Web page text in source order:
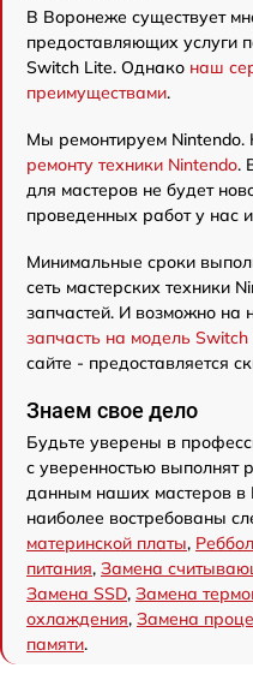
В Воронеже существует
предоставляющих услуги
Switch Lite. Однако наш
преимуществами.
Мы ремонтируем
ремонту техники Nintendo.
для мастеров не будет
проведенных работ у нас
Минимальные сроки
сеть мастерских техники
запчастей. И возможно на
запчасть на модель Switch
сайте - предоставляется
Знаем свое дело
Будьте уверены в
с уверенностью выполнят
данным наших мастеров в
наиболее востребованы
материнской платы,
питания, Замена
Замена SSD, Замена
охлаждения, Замена
памяти.